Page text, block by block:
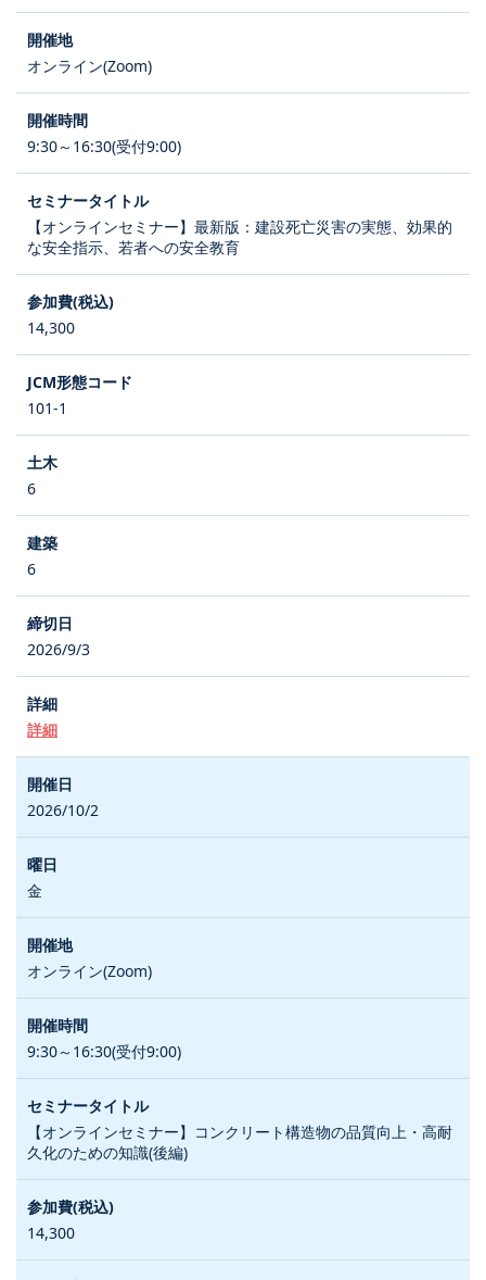
オンライン(Zoom)
9:30～16:30(受付9:00)
【オンラインセミナー】最新版：建設死亡災害の実態、効果的
な安全指示、若者への安全教育
14,300
101-1
6
6
2026/9/3
詳細
2026/10/2
金
オンライン(Zoom)
9:30～16:30(受付9:00)
【オンラインセミナー】コンクリート構造物の品質向上・高耐
久化のための知識(後編)
14,300